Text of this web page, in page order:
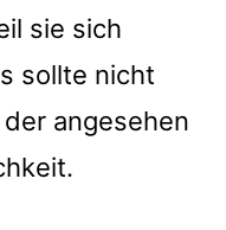
sie sich
sollte nicht
angesehen